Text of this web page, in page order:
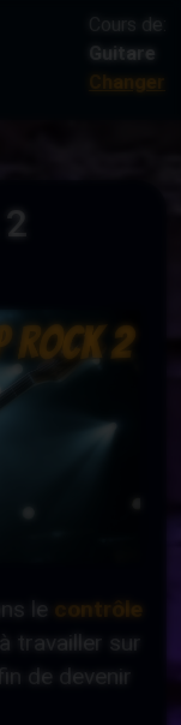
Cours de:
Guitare
Changer
le contrôle
travailler sur
de devenir